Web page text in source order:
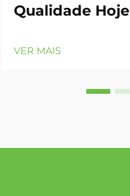
Qualidade Hoje
VER MAIS